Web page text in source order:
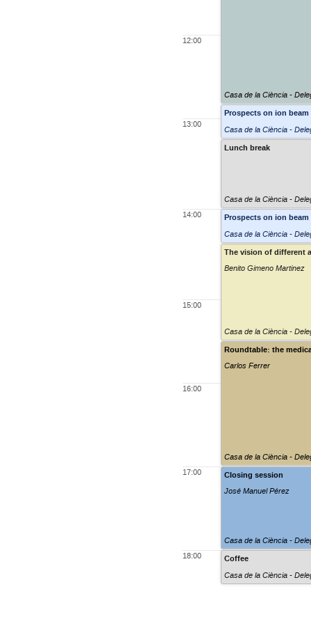
12:00
13:00
14:00
15:00
16:00
17:00
18:00
Casa de la Ciència -
Prospects on ion
Casa de la Ciència -
Lunch break
Casa de la Ciència -
Prospects on ion
Casa de la Ciència -
The vision of different
Benito Gimeno Martinez
Casa de la Ciència -
Roundtable: the
Carlos Ferrer
Casa de la Ciència -
Closing session
José Manuel Pérez
Casa de la Ciència -
Coffee
Casa de la Ciència -